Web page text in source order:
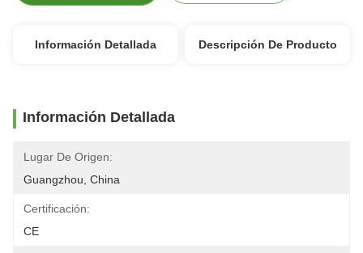
Información Detallada Descripción De Producto
Información Detallada
Lugar De Origen:
Guangzhou, China
Certificación:
CE